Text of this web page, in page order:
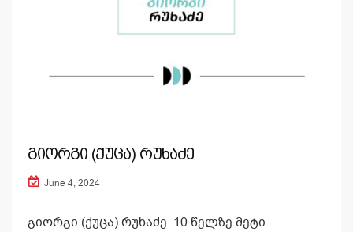
გიორგი (ქუცა) რუხაძე
June 4, 2024
გიორგი (ქუცა) რუხაძე 10 წელზე მეტი